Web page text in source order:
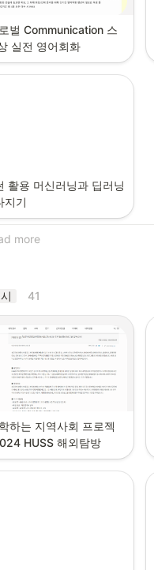
벌 Communication 스
실전 영어회화
활용 머신러닝과 딥러닝
지기
more
41
하는 지역사회 프로젝
HUSS 해외탐방